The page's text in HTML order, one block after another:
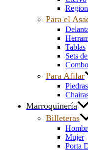
Para el
Tablas
Sets
Para Afilar
Marroquinería
Billeteras
Mujer
Porta